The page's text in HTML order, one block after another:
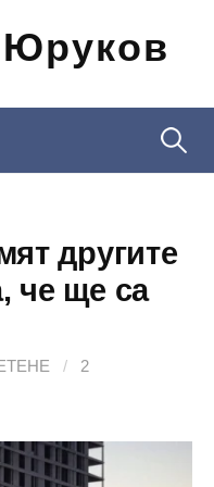
другите
че ще са
/
2